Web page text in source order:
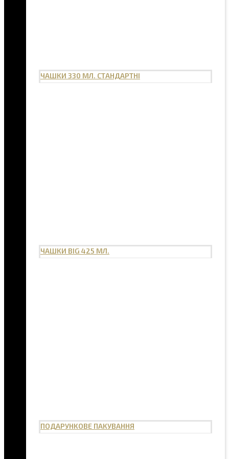
ЧАШКИ 330 МЛ. СТАНДАРТНІ
ЧАШКИ BIG 425 МЛ.
ПОДАРУНКОВЕ ПАКУВАННЯ